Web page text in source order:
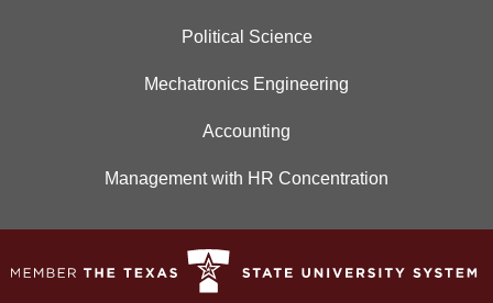
Political Science
Mechatronics Engineering
Accounting
Management with HR Concentration